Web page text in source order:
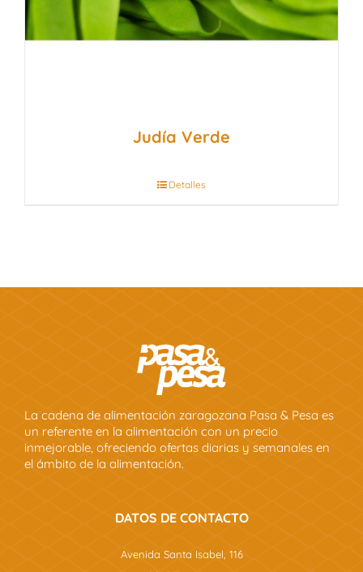
Judía Verde
Detalles
La cadena de alimentación zaragozana Pasa & Pesa es
un referente en la alimentación con un precio
inmejorable, ofreciendo ofertas diarias y semanales en
el ámbito de la alimentación.
DATOS DE CONTACTO
Avenida Santa Isabel, 116